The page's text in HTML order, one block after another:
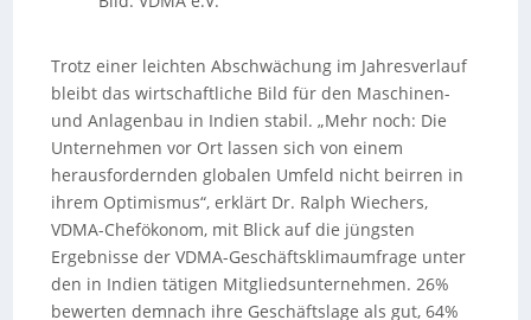
Trotz einer leichten Abschwächung im Jahresverlauf
bleibt das wirtschaftliche Bild für den Maschinen-
und Anlagenbau in Indien stabil. „Mehr noch: Die
Unternehmen vor Ort lassen sich von einem
herausfordernden globalen Umfeld nicht beirren in
ihrem Optimismus“, erklärt Dr. Ralph Wiechers,
VDMA-Chefökonom, mit Blick auf die jüngsten
Ergebnisse der VDMA-Geschäftsklimaumfrage unter
den in Indien tätigen Mitgliedsunternehmen. 26%
bewerten demnach ihre Geschäftslage als gut, 64%